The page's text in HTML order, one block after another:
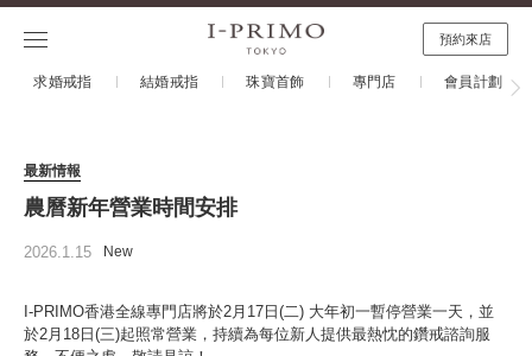
預約來店
求婚戒指 結婚戒指 珠寶首飾 專門店 會員計劃
最新情報
農曆新年營業時間安排
2026.1.15 New
I-PRIMO香港全線專門店將於2月17日(二) 大年初一暫停營業一天，並
於2月18日(三)起照常營業，持續為每位新人提供最熱忱的鑽戒諮詢服